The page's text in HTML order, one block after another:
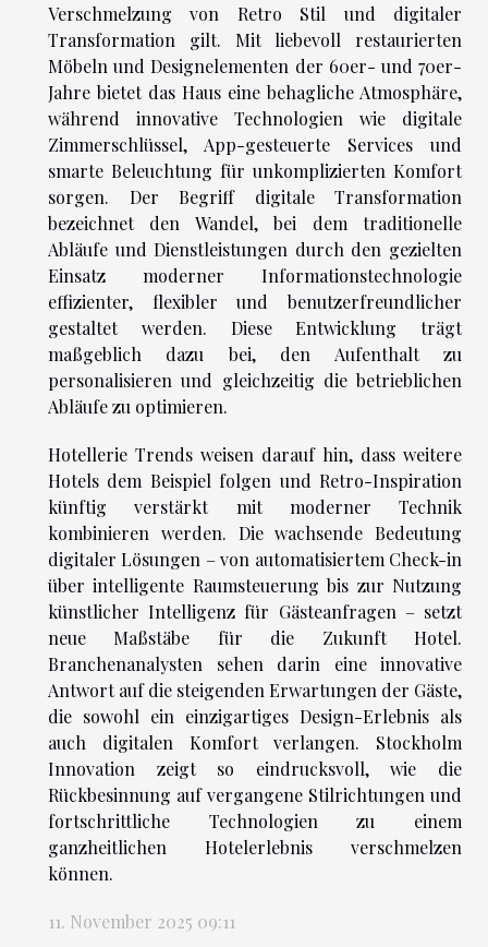
Verschmelzung von Retro Stil und digitaler
Transformation gilt. Mit liebevoll restaurierten
Möbeln und Designelementen der 60er- und 70er-
Jahre bietet das Haus eine behagliche Atmosphäre,
während innovative Technologien wie digitale
Zimmerschlüssel, App-gesteuerte Services und
smarte Beleuchtung für unkomplizierten Komfort
sorgen. Der Begriff digitale Transformation
bezeichnet den Wandel, bei dem traditionelle
Abläufe und Dienstleistungen durch den gezielten
Einsatz moderner Informationstechnologie
effizienter, flexibler und benutzerfreundlicher
gestaltet werden. Diese Entwicklung trägt
maßgeblich dazu bei, den Aufenthalt zu
personalisieren und gleichzeitig die betrieblichen
Abläufe zu optimieren.
Hotellerie Trends weisen darauf hin, dass weitere
Hotels dem Beispiel folgen und Retro-Inspiration
künftig verstärkt mit moderner Technik
kombinieren werden. Die wachsende Bedeutung
digitaler Lösungen – von automatisiertem Check-in
über intelligente Raumsteuerung bis zur Nutzung
künstlicher Intelligenz für Gästeanfragen – setzt
neue Maßstäbe für die Zukunft Hotel.
Branchenanalysten sehen darin eine innovative
Antwort auf die steigenden Erwartungen der Gäste,
die sowohl ein einzigartiges Design-Erlebnis als
auch digitalen Komfort verlangen. Stockholm
Innovation zeigt so eindrucksvoll, wie die
Rückbesinnung auf vergangene Stilrichtungen und
fortschrittliche Technologien zu einem
ganzheitlichen Hotelerlebnis verschmelzen
können.
11. November 2025 09:11